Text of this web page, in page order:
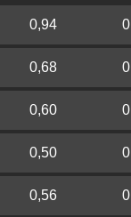
0,94
0,68
0,60
0,50
0,56